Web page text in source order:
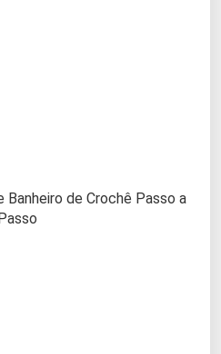
Banheiro de Crochê Passo a